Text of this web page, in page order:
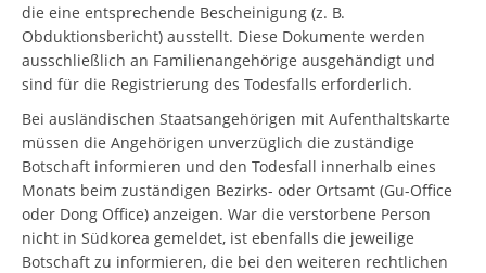
die eine entsprechende Bescheinigung (z. B.
Obduktionsbericht) ausstellt. Diese Dokumente werden
ausschließlich an Familienangehörige ausgehändigt und
sind für die Registrierung des Todesfalls erforderlich.
Bei ausländischen Staatsangehörigen mit Aufenthaltskarte
müssen die Angehörigen unverzüglich die zuständige
Botschaft informieren und den Todesfall innerhalb eines
Monats beim zuständigen Bezirks- oder Ortsamt (Gu-Office
oder Dong Office) anzeigen. War die verstorbene Person
nicht in Südkorea gemeldet, ist ebenfalls die jeweilige
Botschaft zu informieren, die bei den weiteren rechtlichen